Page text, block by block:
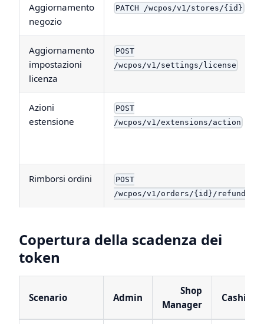
Aggiornamento
negozio
PATCH /wcpos/v1/stores/{id}
Aggiornamento
impostazioni
licenza
POST
/wcpos/v1/settings/license
Azioni
estensione
POST
/wcpos/v1/extensions/action
Rimborsi ordini
POST
/wcpos/v1/orders/{id}/refunds
Copertura della scadenza dei
token
Scenario Admin
Shop
Manager
Cashier